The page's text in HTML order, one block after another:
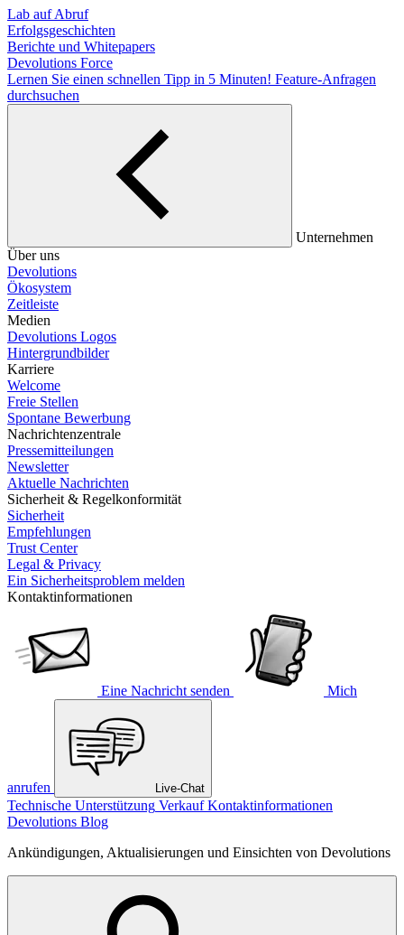
Lab auf Abruf
Erfolgsgeschichten
Berichte und Whitepapers
Devolutions Force
Lernen Sie einen schnellen Tipp in 5 Minuten! Feature-Anfragen
durchsuchen
Unternehmen
Über uns
Devolutions
Ökosystem
Zeitleiste
Medien
Devolutions Logos
Hintergrundbilder
Karriere
Welcome
Freie Stellen
Spontane Bewerbung
Nachrichtenzentrale
Pressemitteilungen
Newsletter
Aktuelle Nachrichten
Sicherheit & Regelkonformität
Sicherheit
Empfehlungen
Trust Center
Legal & Privacy
Ein Sicherheitsproblem melden
Kontaktinformationen
Eine Nachricht senden Mich
anrufen Live-Chat
Technische Unterstützung Verkauf Kontaktinformationen
Devolutions Blog
Ankündigungen, Aktualisierungen und Einsichten von Devolutions